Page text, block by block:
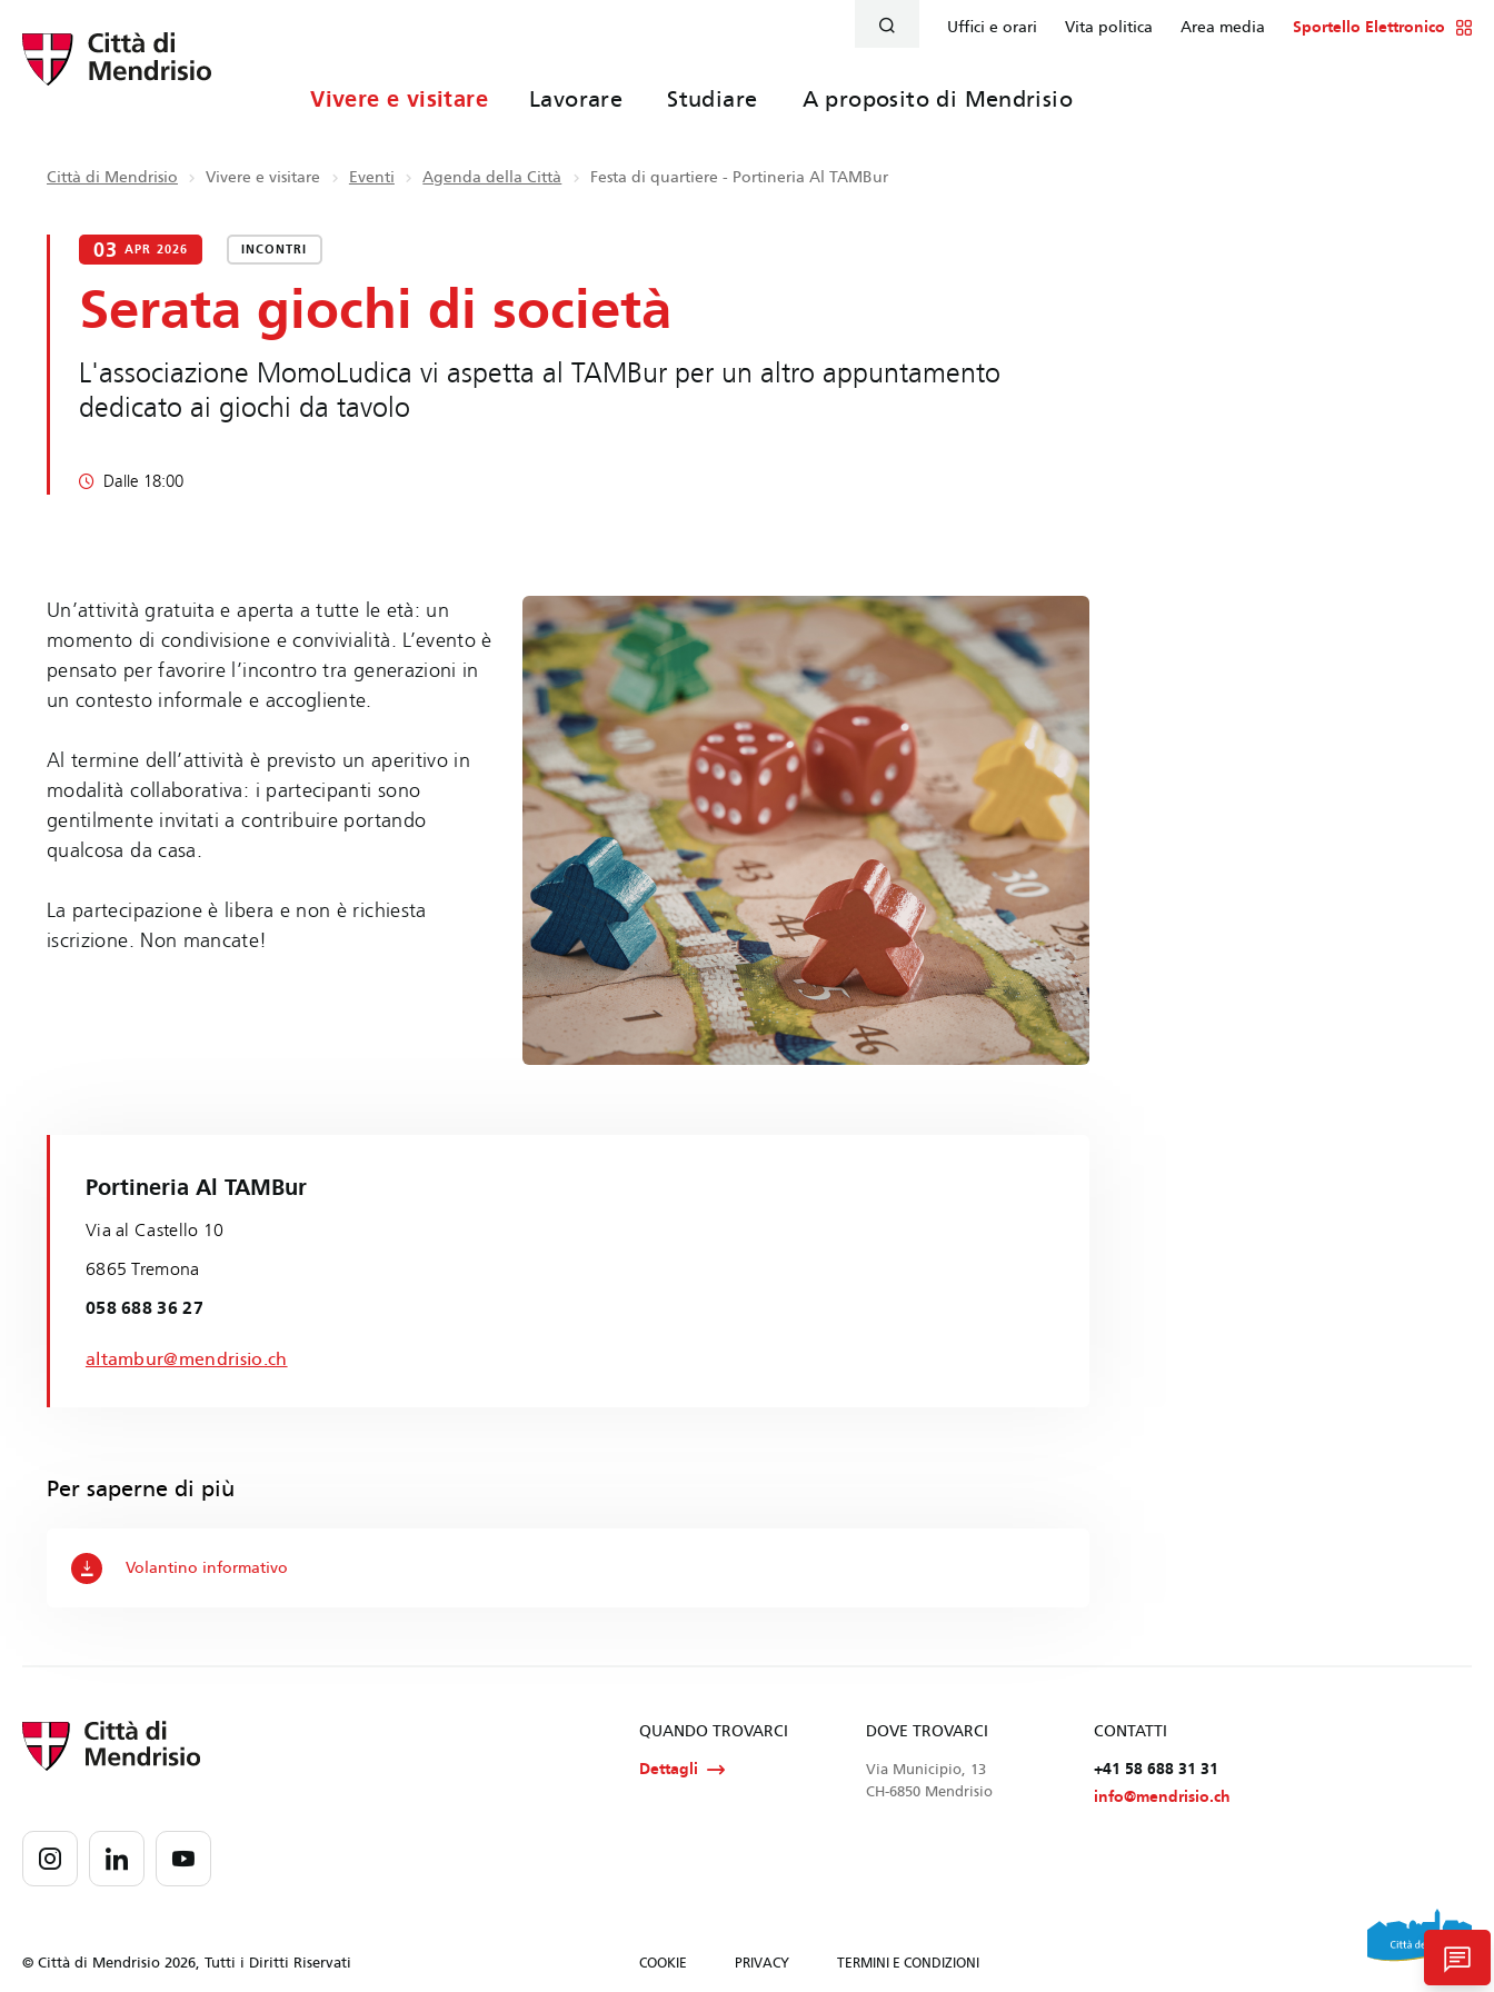
Uffici e orari Vita politica Area media Sportello Elettronico
Vivere e visitare Lavorare Studiare A proposito di Mendrisio
Città di Mendrisio Vivere e visitare Eventi Agenda della Città Festa di quartiere - Portineria Al TAMBur
03 APR 2026 INCONTRI
Serata giochi di società
L'associazione MomoLudica vi aspetta al TAMBur per un altro appuntamento
dedicato ai giochi da tavolo
Dalle 18:00
Un’attività gratuita e aperta a tutte le età: un
momento di condivisione e convivialità. L’evento è
pensato per favorire l’incontro tra generazioni in
un contesto informale e accogliente.
Al termine dell’attività è previsto un aperitivo in
modalità collaborativa: i partecipanti sono
gentilmente invitati a contribuire portando
qualcosa da casa.
La partecipazione è libera e non è richiesta
iscrizione. Non mancate!
Portineria Al TAMBur
Via al Castello 10
6865 Tremona
058 688 36 27
altambur@mendrisio.ch
Per saperne di più
Volantino informativo
QUANDO TROVARCI
Dettagli
CONTATTI
+41 58 688 31 31
info@mendrisio.ch
DOVE TROVARCI
Via Municipio, 13
CH-6850 Mendrisio
COOKIE PRIVACY TERMINI E CONDIZIONI
© Città di Mendrisio 2026, Tutti i Diritti Riservati chat